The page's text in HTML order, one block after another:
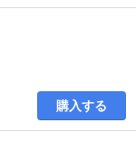
購入する